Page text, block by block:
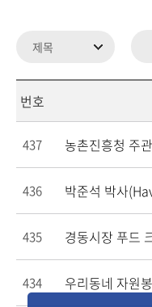
번호
437 농촌진흥청 주
436 박준석 박사
435 경동시장 푸드
434 우리동네 자원